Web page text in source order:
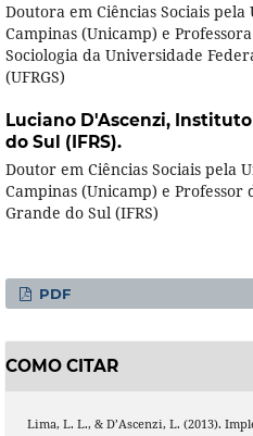
Doutora em Ciências Sociais
Campinas (Unicamp) e
Sociologia da Universidade
(UFRGS)
Luciano D'Ascenzi, Instituto
do Sul (IFRS).
Doutor em Ciências Sociais pela
Campinas (Unicamp) e
Grande do Sul (IFRS)
PDF
COMO CITAR
Lima, L. L., & D’Ascenzi, L. (2013).